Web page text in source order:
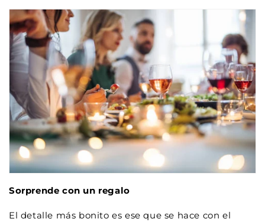
Sorprende con un regalo
El detalle más bonito es ese que se hace con el